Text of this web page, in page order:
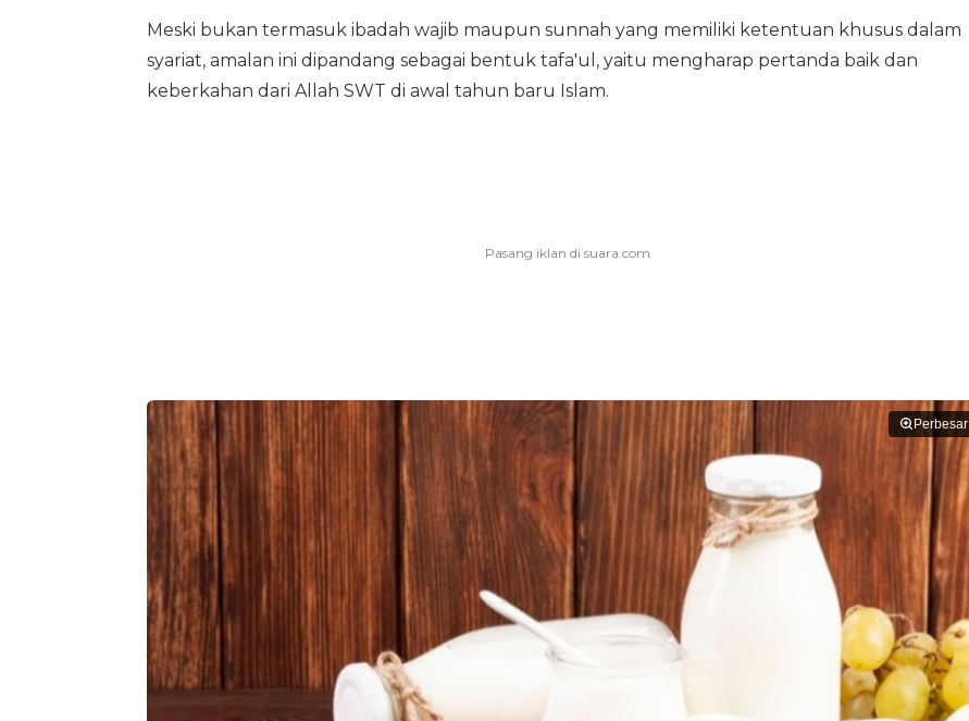
Meski bukan termasuk ibadah wajib maupun sunnah yang memiliki ketentuan khusus dalam
syariat, amalan ini dipandang sebagai bentuk tafa'ul, yaitu mengharap pertanda baik dan
keberkahan dari Allah SWT di awal tahun baru Islam.
Perbesar